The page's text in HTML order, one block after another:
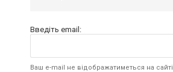
Введіть email:
Ваш e-mail не відображатиметься на сайті